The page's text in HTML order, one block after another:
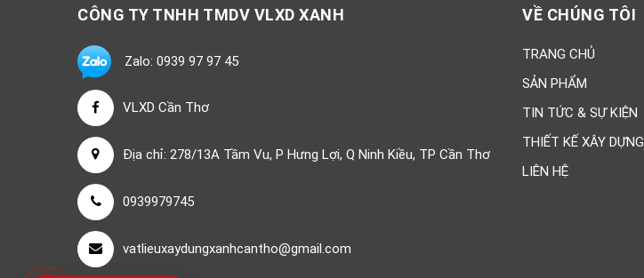
CÔNG TY TNHH TMDV VLXD XANH
Zalo: 0939 97 97 45
VLXD Cần Thơ
Địa chỉ: 278/13A Tầm Vu, P Hưng Lợi, Q Ninh Kiều, TP Cần Thơ
0939979745
vatlieuxaydungxanhcantho@gmail.com
VỀ CHÚNG TÔI
TRANG CHỦ
SẢN PHẨM
TIN TỨC & SỰ KIỆN
THIẾT KẾ XÂY DỰNG
LIÊN HỆ